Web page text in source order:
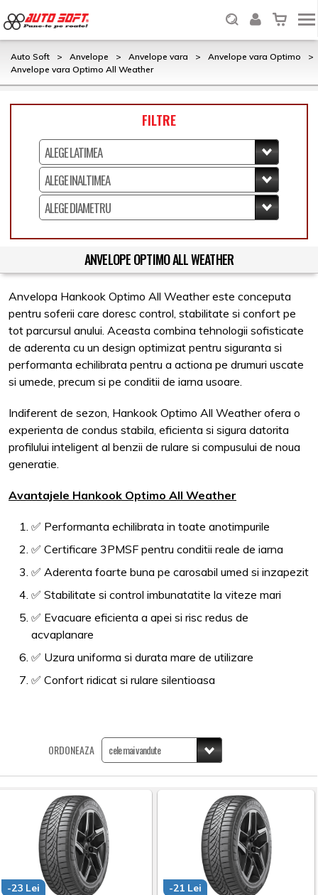
Auto Soft > Anvelope > Anvelope vara > Anvelope vara Optimo
>
Anvelope vara Optimo All Weather
FILTRE
ANVELOPE OPTIMO ALL WEATHER
Anvelopa Hankook Optimo All Weather este conceputa
pentru soferii care doresc control, stabilitate si confort pe
tot parcursul anului. Aceasta combina tehnologii sofisticate
de aderenta cu un design optimizat pentru siguranta si
performanta echilibrata pentru a actiona pe drumuri uscate
si umede, precum si pe conditii de iarna usoare.
Indiferent de sezon, Hankook Optimo All Weather ofera o
experienta de condus stabila, eficienta si sigura datorita
profilului inteligent al benzii de rulare si compusului de noua
generatie.
Avantajele Hankook Optimo All Weather
✅ Performanta echilibrata in toate anotimpurile
✅ Certificare 3PMSF pentru conditii reale de iarna
✅ Aderenta foarte buna pe carosabil umed si inzapezit
✅ Stabilitate si control imbunatatite la viteze mari
✅ Evacuare eficienta a apei si risc redus de
acvaplanare
✅ Uzura uniforma si durata mare de utilizare
✅ Confort ridicat si rulare silentioasa
ORDONEAZA
-23 Lei -21 Lei